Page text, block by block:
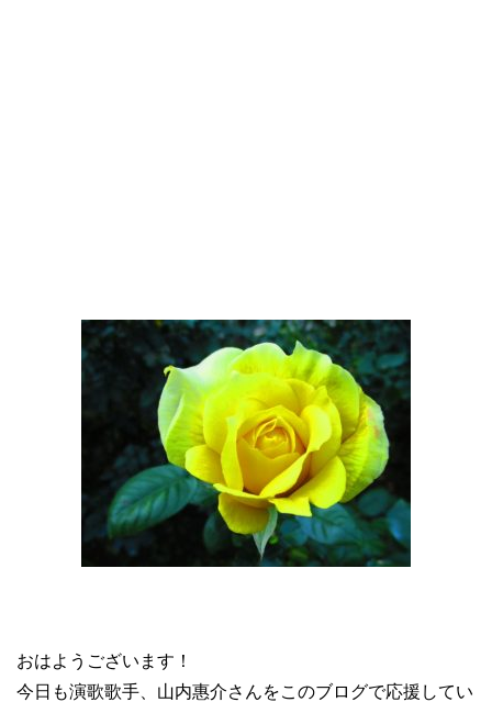
おはようございます！
今日も演歌歌手、山内惠介さんをこのブログで応援してい